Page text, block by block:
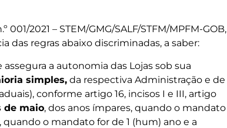
2021 – STEM/GMG/SALF/STFM/MPFM-GOB,
das regras abaixo discriminadas, a saber:
a autonomia das Lojas sob sua
simples, da respectiva Administração e de
conforme artigo 16, incisos I e III, artigo
de maio, dos anos ímpares, quando o mandato
quando o mandato for de 1 (hum) ano e a